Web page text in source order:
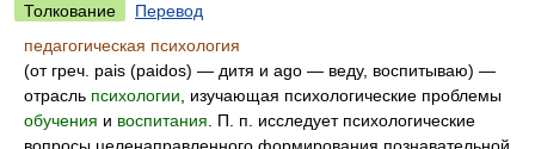
Толкование
Перевод
педагогическая психология
(от греч. pais (paidos) — дитя и ago — веду, воспитываю) —
отрасль психологии , изучающая психологические проблемы
обучения и воспитания . П. п. исследует психологические